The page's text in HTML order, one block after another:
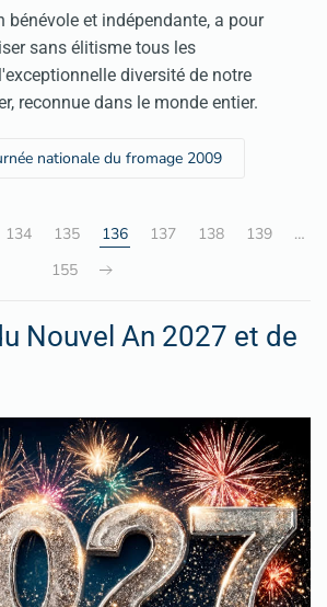
bénévole et indépendante, a pour
sans élitisme tous les
diversité de notre
reconnue dans le monde entier.
nationale du fromage 2009
134 135 136 137 138 139
…
155
Nouvel An 2027 et de